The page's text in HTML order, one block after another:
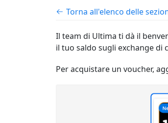
Torna all'elenco delle
Il team di Ultima ti dà il
il tuo saldo sugli exchange di
Per acquistare un voucher,